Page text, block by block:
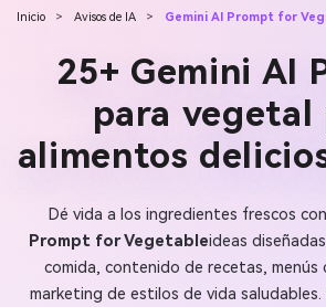
Inicio > Avisos de IA > Gemini AI Prompt for
25+ Gemini AI
para vegetal
alimentos
Dé vida a los ingredientes frescos
Prompt for Vegetableideas
comida, contenido de recetas, menús
marketing de estilos de vida saludables.